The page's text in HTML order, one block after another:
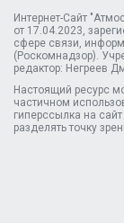
Интернет-Сайт
от 17.04.2023,
сфере связи,
(Роскомнадзор).
редактор: Негреев
Настоящий ресурс
частичном
гиперссылка на
разделять точку